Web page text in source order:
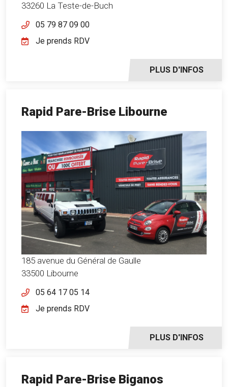
33260 La Teste-de-Buch
05 79 87 09 00
PLUS D'INFOS
Je prends RDV
Rapid Pare-Brise Libourne
185 avenue du Général de Gaulle
33500 Libourne
05 64 17 05 14
PLUS D'INFOS
Je prends RDV
Rapid Pare-Brise Biganos